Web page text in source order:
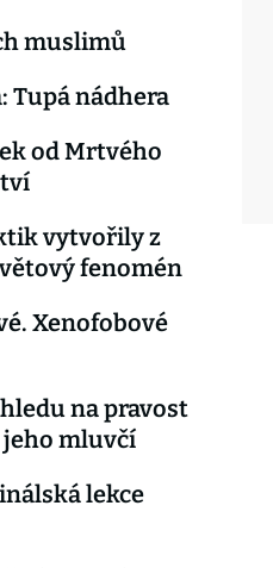
muslimů
Tupá nádhera
od Mrtvého
vytvořily z
fenomén
Xenofobové
na pravost
mluvčí
lekce